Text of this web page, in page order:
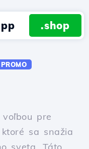
.shop
PROMO
pre
sa snažia